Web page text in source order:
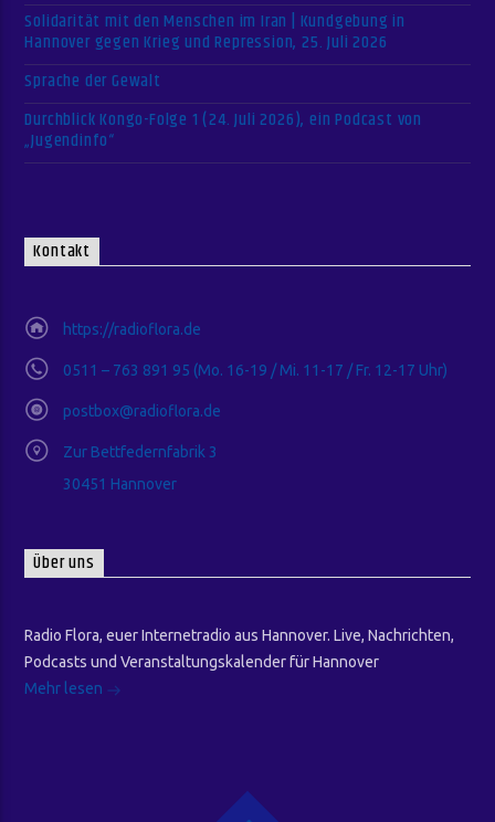
Solidarität mit den Menschen im Iran | Kundgebung in
Hannover gegen Krieg und Repression, 25. Juli 2026
Sprache der Gewalt
Durchblick Kongo-Folge 1 (24. Juli 2026), ein Podcast von
„Jugendinfo“
Kontakt
https://radioflora.de
0511 – 763 891 95 (Mo. 16-19 / Mi. 11-17 / Fr. 12-17 Uhr)
postbox@radioflora.de
Zur Bettfedernfabrik 3
30451 Hannover
Über uns
Radio Flora, euer Internetradio aus Hannover. Live, Nachrichten,
Podcasts und Veranstaltungskalender für Hannover
Mehr lesen